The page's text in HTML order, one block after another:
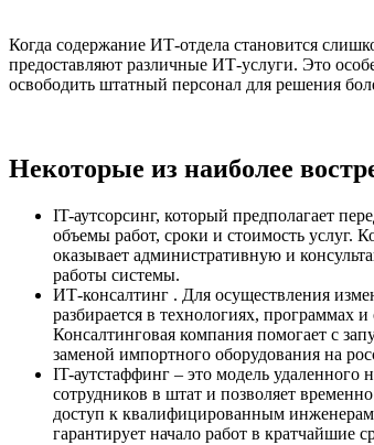
Когда содержание ИТ-отдела становится
предоставляют различные ИТ-услуги. Это
освободить штатный персонал для решения
Некоторые из наиболее
IT-аутсорсинг, который предполагает
объемы работ, сроки и стоимость услуг.
оказывает административную и
работы системы.
ИТ-консалтинг . Для осуществления
разбирается в технологиях, программах
Консалтинговая компания помогает с
заменой импортного оборудования на
IT-аутстаффинг – это модель удаленного
сотрудников в штат и позволяет
доступ к квалифицированным
гарантирует начало работ в кратчайшие